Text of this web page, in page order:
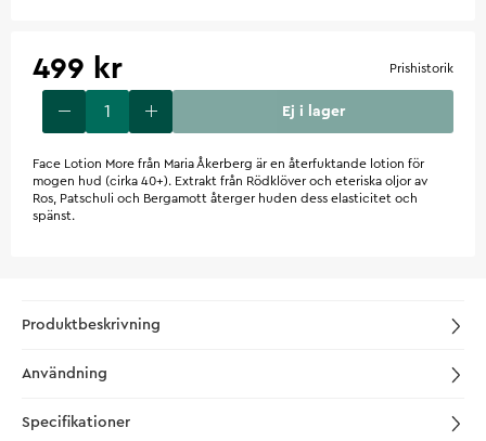
499 kr Prishistorik
Ej i lager
Face Lotion More från Maria Åkerberg är en återfuktande lotion för
mogen hud (cirka 40+). Extrakt från Rödklöver och eteriska oljor av
Ros, Patschuli och Bergamott återger huden dess elasticitet och
spänst.
Produktbeskrivning
Användning
Specifikationer